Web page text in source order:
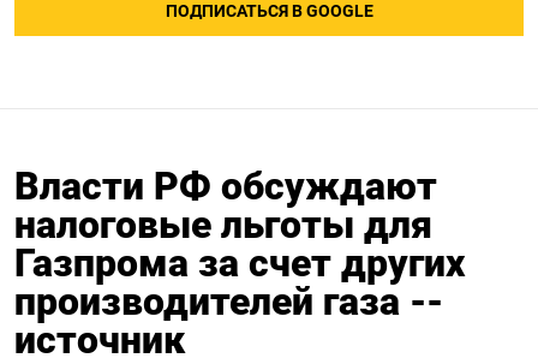
ПОДПИСАТЬСЯ В GOOGLE
Власти РФ обсуждают
налоговые льготы для
Газпрома за счет других
производителей газа --
источник